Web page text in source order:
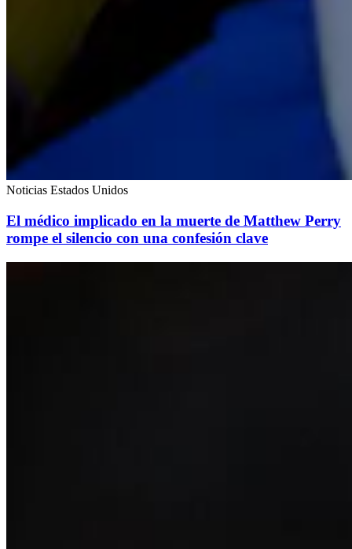
Noticias Estados Unidos
El médico implicado en la muerte de Matthew Perry
rompe el silencio con una confesión clave